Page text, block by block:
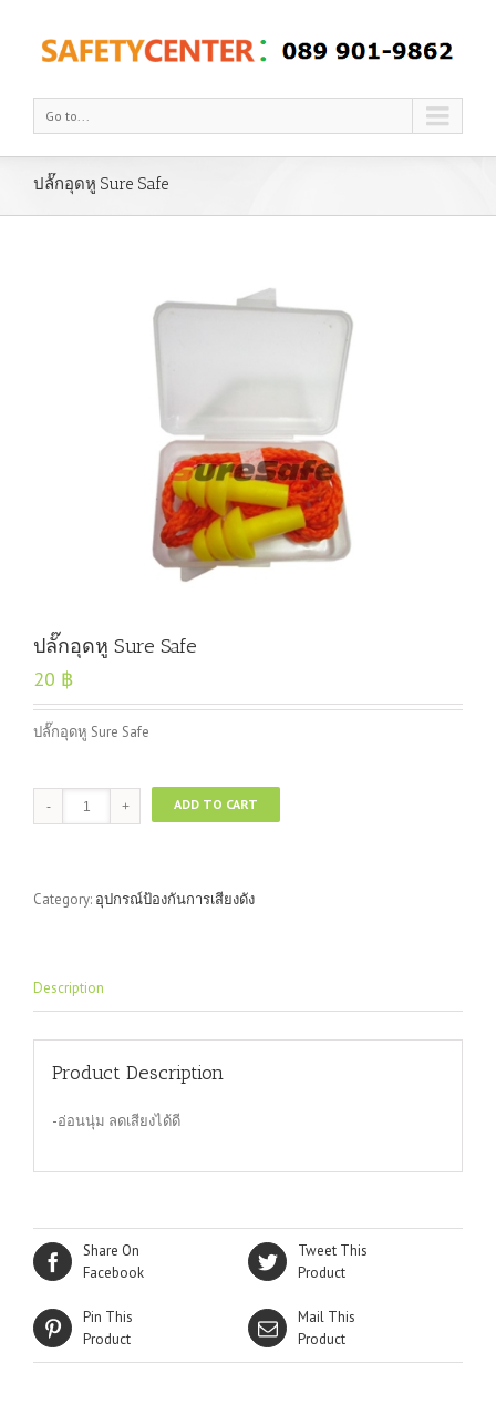
Go to...
ปลั๊กอุดหู Sure Safe
ปลั๊กอุดหู Sure Safe
20 ฿
ปลั๊กอุดหู Sure Safe
ปลั๊ก
อุด
quantity
ADD TO CART
Category: อุปกรณ์ป้องกันการเสียงดัง
Description
Product Description
-อ่อนนุ่ม ลดเสียงได้ดี
Share On
Facebook
Tweet This
Product
Pin This
Product
Mail This
Product